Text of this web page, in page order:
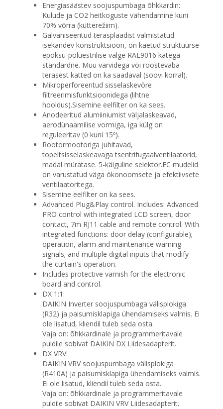
Energiasäästev soojuspumbaga õhkkardin:
Kulude ja CO2 heitkoguste vähendamine kuni
70% võrra (kütterežiim).
Galvaniseeritud terasplaadist valmistatud
isekandev konstruktsioon, on kaetud struktuurse
epoksü-polüestrilise valge RAL9016 katega –
standardne. Muu värvidega või roostevaba
terasest katted on ka saadaval (soovi korral).
Mikroperforeeritud sisselaskevõre
filtreerimisfunktsioonidega (lihtne
hooldus).Sisemine eelfilter on ka sees.
Anodeeritud alumiiniumist väljalaskeavad,
aerodünaamilise vormiga, iga külg on
reguleeritav (0 kuni 15º).
Rootormootoriga juhitavad,
topeltsisselaskeavaga tsentrifugaalventilaatorid,
madal müratase. 5-käiguline selektor.EC mudelid
on varustatud väga ökonoomsete ja efektiivsete
ventilaatoritega.
Sisemine eelfilter on ka sees.
Advanced Plug&Play control. Includes: Advanced
PRO control with integrated LCD screen, door
contact, 7m RJ11 cable and remote control. With
integrated functions: door delay (configurable);
operation, alarm and maintenance warning
signals; and multiple digital inputs that modify
the curtain's operation.
Includes protective varnish for the electronic
board and control.
DX 1:1:
DAIKIN Inverter soojuspumbaga välisplokiga
(R32) ja paisumisklapiga ühendamiseks valmis. Ei
ole lisatud, kliendil tuleb seda osta.
Vaja on: õhkkardinale ja programmeritavale
puldile sobivat DAIKIN DX Liidesadapterit.
DX VRV:
DAIKIN VRV soojuspumbaga välisplokiga
(R410A) ja paisumisklapiga ühendamiseks valmis.
Ei ole lisatud, kliendil tuleb seda osta.
Vaja on: õhkkardinale ja programmeritavale
puldile sobivat DAIKIN VRV Liidesadapterit.